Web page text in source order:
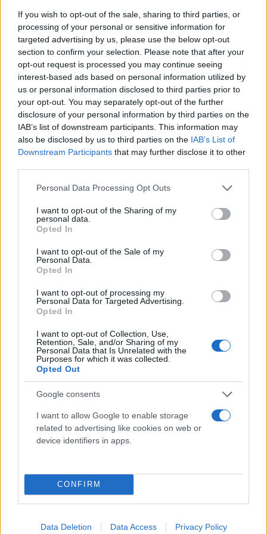
If you wish to opt-out of the sale, sharing to third parties, or
processing of your personal or sensitive information for
targeted advertising by us, please use the below opt-out
section to confirm your selection. Please note that after your
opt-out request is processed you may continue seeing
interest-based ads based on personal information utilized by
us or personal information disclosed to third parties prior to
your opt-out. You may separately opt-out of the further
disclosure of your personal information by third parties on the
IAB’s list of downstream participants. This information may
also be disclosed by us to third parties on the IAB’s List of
Downstream Participants that may further disclose it to other
Please note that this website/app uses one or more Google
not limited to your visit or usage behaviour. You may click to
grant or deny consent to Google and its third-party tags to
use your data for below specified purposes in below Google
consent section.
Personal Data Processing Opt Outs
I want to opt-out of the Sharing of my
personal data.
Opted In
I want to opt-out of the Sale of my
Personal Data.
Opted In
I want to opt-out of processing my
Personal Data for Targeted Advertising.
Opted In
I want to opt-out of Collection, Use,
Retention, Sale, and/or Sharing of my
Personal Data that Is Unrelated with the
Purposes for which it was collected.
Opted Out
Google consents
I want to allow Google to enable storage
related to advertising like cookies on web or
device identifiers in apps.
CONFIRM
Data Deletion Data Access Privacy Policy
οικείους και τους φίλους του Χρήστου Κερμελίδη o
oποίος έφυγε τόσο άδικα και απροσδόκητα σε
ηλικία μόλις 27 ετών. Ας είναι ελαφρύ το χώμα που
θα τον σκεπάζει. Στην κηδεία του θα παραστεί
αντιπροσωπεία του Δ.Σ. της ομάδας μας ενώ θα
κατατεθεί και στεφάνι στην μνήμη του« ανέφερε
στην ανακοίνωσή της η πρώην ομάδα του
27χρονου.